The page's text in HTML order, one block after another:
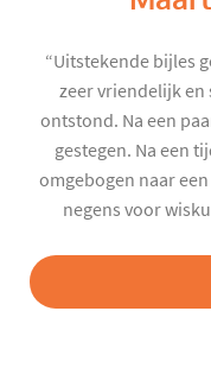
“Uitstekende bijles
zeer vriendelijk en
ontstond. Na een
gestegen. Na een
omgebogen naar
negens voor